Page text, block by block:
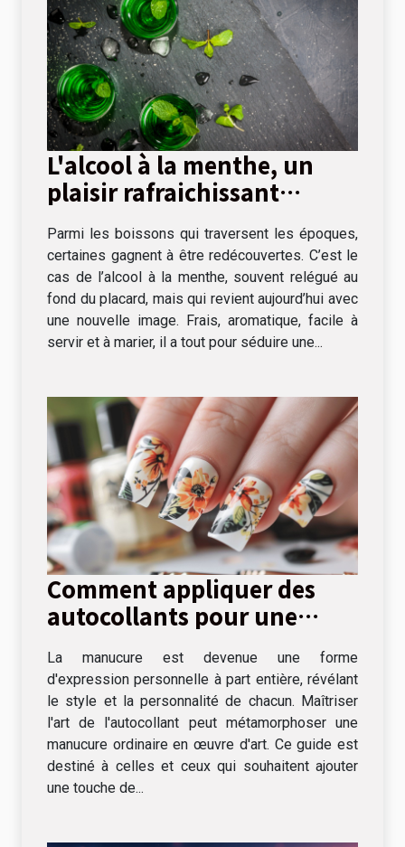
L'alcool à la menthe, un
plaisir rafraichissant
Parmi les boissons qui traversent les époques,
certaines gagnent à être redécouvertes. C’est le
cas de l’alcool à la menthe, souvent relégué au
fond du placard, mais qui revient aujourd’hui avec
une nouvelle image. Frais, aromatique, facile à
servir et à marier, il a tout pour séduire une...
Comment appliquer des
autocollants pour une
La manucure est devenue une forme
d'expression personnelle à part entière, révélant
le style et la personnalité de chacun. Maîtriser
l'art de l'autocollant peut métamorphoser une
manucure ordinaire en œuvre d'art. Ce guide est
destiné à celles et ceux qui souhaitent ajouter
une touche de...